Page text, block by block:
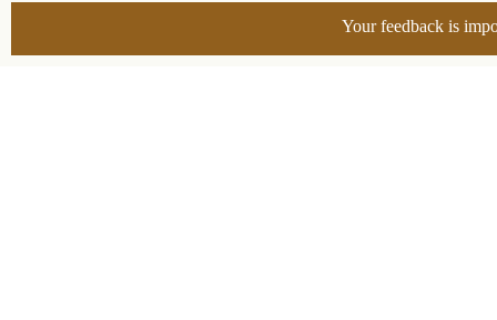
Your feedback is